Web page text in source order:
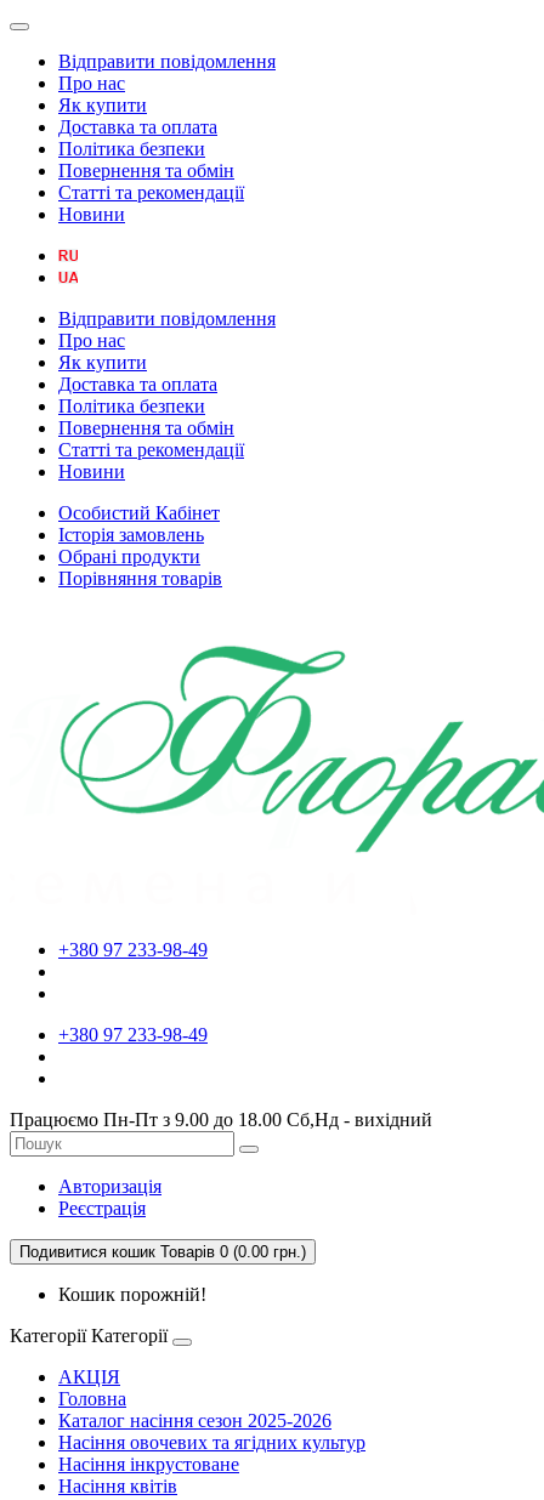
Відправити повідомлення
Про нас
Як купити
Доставка та оплата
Політика безпеки
Повернення та обмін
Статті та рекомендації
Новини
Відправити повідомлення
Про нас
Як купити
Доставка та оплата
Політика безпеки
Повернення та обмін
Статті та рекомендації
Новини
Особистий Кабінет
Історія замовлень
Обрані продукти
Порівняння товарів
+380 97 233-98-49
+380 97 233-98-49
Працюємо Пн-Пт з 9.00 до 18.00 Сб,Нд - вихідний
Авторизація
Реєстрація
Подивитися кошик Товарів 0 (0.00 грн.)
Кошик порожній!
Категорії Категорії
АКЦІЯ
Головна
Каталог насіння сезон 2025-2026
Насіння овочевих та ягідних культур
Насіння інкрустоване
Насіння квітів